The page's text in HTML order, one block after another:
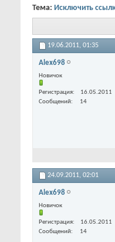
Тема: Исключить
19.06.2011, 01:35
Alex698
Новичок
Регистрация
16.05.2011
Сообщений
14
24.09.2011, 02:01
Alex698
Новичок
Регистрация
16.05.2011
Сообщений
14